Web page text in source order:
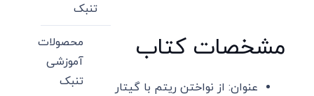
مشخصات کتاب
عنوان: از نواختن ریتم با گیتار
تنبک
محصولات
آموزشی
تنبک